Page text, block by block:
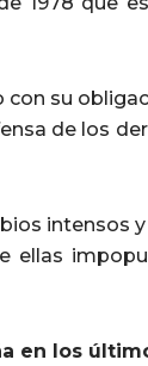
su
de los
intensos
ellas
en los